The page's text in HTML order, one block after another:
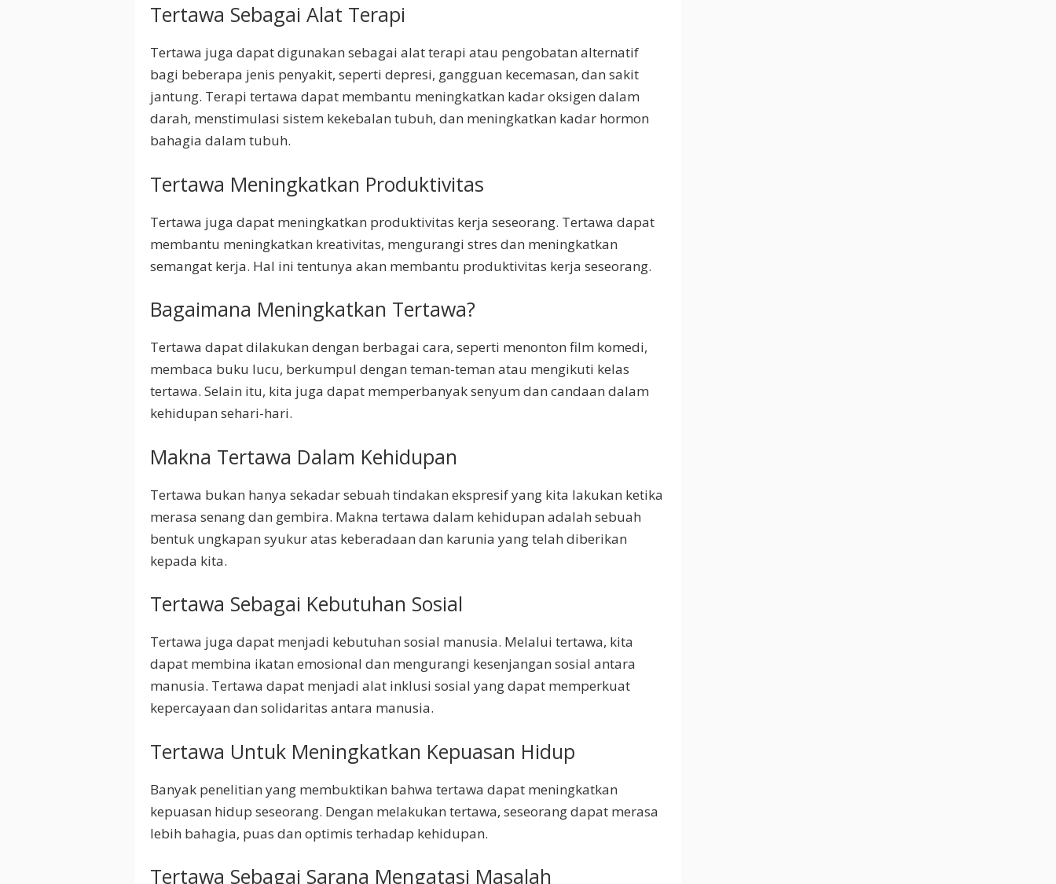
Tertawa Sebagai Alat Terapi
Tertawa juga dapat digunakan sebagai alat terapi atau pengobatan alternatif
bagi beberapa jenis penyakit, seperti depresi, gangguan kecemasan, dan sakit
jantung. Terapi tertawa dapat membantu meningkatkan kadar oksigen dalam
darah, menstimulasi sistem kekebalan tubuh, dan meningkatkan kadar hormon
bahagia dalam tubuh.
Tertawa Meningkatkan Produktivitas
Tertawa juga dapat meningkatkan produktivitas kerja seseorang. Tertawa dapat
membantu meningkatkan kreativitas, mengurangi stres dan meningkatkan
semangat kerja. Hal ini tentunya akan membantu produktivitas kerja seseorang.
Bagaimana Meningkatkan Tertawa?
Tertawa dapat dilakukan dengan berbagai cara, seperti menonton film komedi,
membaca buku lucu, berkumpul dengan teman-teman atau mengikuti kelas
tertawa. Selain itu, kita juga dapat memperbanyak senyum dan candaan dalam
kehidupan sehari-hari.
Makna Tertawa Dalam Kehidupan
Tertawa bukan hanya sekadar sebuah tindakan ekspresif yang kita lakukan ketika
merasa senang dan gembira. Makna tertawa dalam kehidupan adalah sebuah
bentuk ungkapan syukur atas keberadaan dan karunia yang telah diberikan
kepada kita.
Tertawa Sebagai Kebutuhan Sosial
Tertawa juga dapat menjadi kebutuhan sosial manusia. Melalui tertawa, kita
dapat membina ikatan emosional dan mengurangi kesenjangan sosial antara
manusia. Tertawa dapat menjadi alat inklusi sosial yang dapat memperkuat
kepercayaan dan solidaritas antara manusia.
Tertawa Untuk Meningkatkan Kepuasan Hidup
Banyak penelitian yang membuktikan bahwa tertawa dapat meningkatkan
kepuasan hidup seseorang. Dengan melakukan tertawa, seseorang dapat merasa
lebih bahagia, puas dan optimis terhadap kehidupan.
Tertawa Sebagai Sarana Mengatasi Masalah